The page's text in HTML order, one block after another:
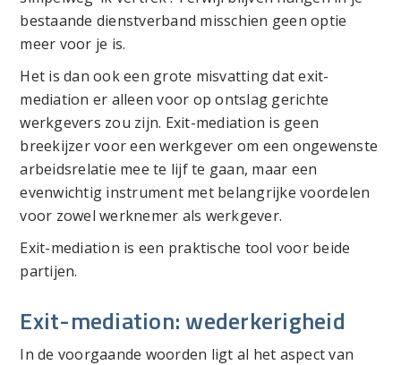
bestaande dienstverband misschien geen optie
meer voor je is.
Het is dan ook een grote misvatting dat exit-
mediation er alleen voor op ontslag gerichte
werkgevers zou zijn. Exit-mediation is geen
breekijzer voor een werkgever om een ongewenste
arbeidsrelatie mee te lijf te gaan, maar een
evenwichtig instrument met belangrijke voordelen
voor zowel werknemer als werkgever.
Exit-mediation is een praktische tool voor beide
partijen.
Exit-mediation: wederkerigheid
In de voorgaande woorden ligt al het aspect van